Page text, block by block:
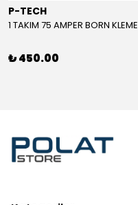
P-TECH
₺ 450.00